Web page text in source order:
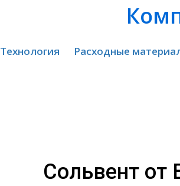
Технология Расходные
Сольвент от